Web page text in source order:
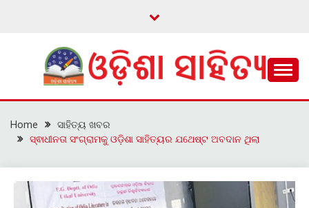
ଓଡ଼ିଶା ସାହିତ୍ୟ
Home
ସାହିତ୍ୟ ଖବର
ସ୍ଵାଧୀନତା ସଂଗ୍ରାମକୁ ଓଡ଼ିଶା ସାହିତ୍ୟର ଯଥେଷ୍ଟ ଅବଦାନ ଥିଲା